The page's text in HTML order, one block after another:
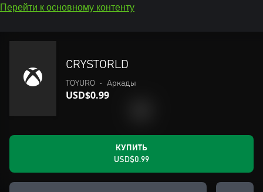
Перейти к основному контенту
CRYSTORLD
TOYURO • Аркады
USD$0.99
КУПИТЬ
USD$0.99